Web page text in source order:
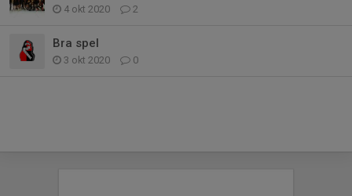
4 okt 2020 2
Bra spel
3 okt 2020 0